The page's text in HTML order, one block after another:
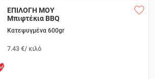
ΕΠΙΛΟΓΗ ΜΟΥ
Μπιφτέκια BBQ
Κατεψυγμένα 600gr
7.43 €/ κιλό